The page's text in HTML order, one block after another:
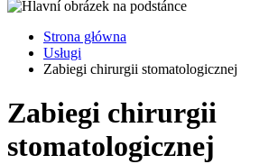
Strona główna
Usługi
Zabiegi chirurgii stomatologicznej
Zabiegi chirurgii
stomatologicznej